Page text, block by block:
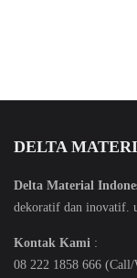
DELTA
Delta Material
dekoratif dan inovatif.
Kontak Kami :
08 222 1858 666 (Call/